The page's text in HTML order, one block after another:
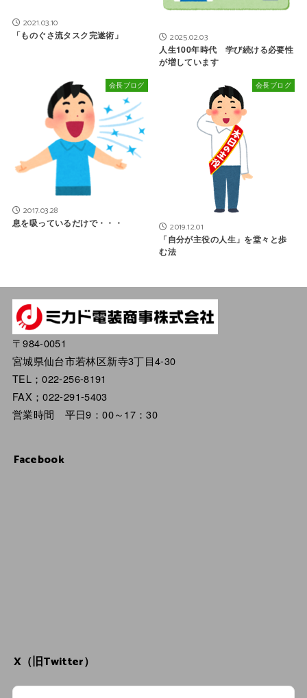
2021.03.10
「ものぐさ流タスク完遂術」 2025.02.03
人生100年時代 学び続ける必要性
が増しています
会長ブログ
2017.03.28
息を吸っているだけで・・・
会長ブログ
2019.12.01
「自分が主役の人生」を堂々と歩
む法
〒984-0051
宮城県仙台市若林区新寺3丁目4-30
TEL；022-256-8191
FAX；022-291-5403
営業時間 平日9：00～17：30
Facebook
X（旧Twitter）